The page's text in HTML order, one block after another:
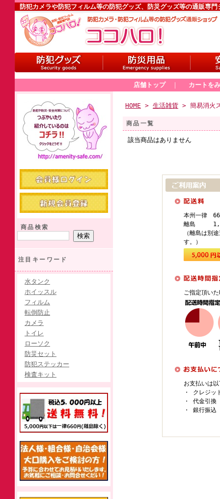
防犯カメラや防犯フィルム等の防犯グッズ、防災グッズ等の通販専
店舗トップ ｜ カートを
商品検索
注目キーワード
水タンク
ホイッスル
フィルム
転倒防止
カメラ
トイレ
ローソク
防災セット
防犯ステッカー
検査キット
HOME > 生活雑貨 > 簡易消火
商品一覧
該当商品はありません
本州一律
離島
（離島は別
す。）
ご指定頂い
お支払いは
・ クレジッ
・ 代金引換
・ 銀行振込